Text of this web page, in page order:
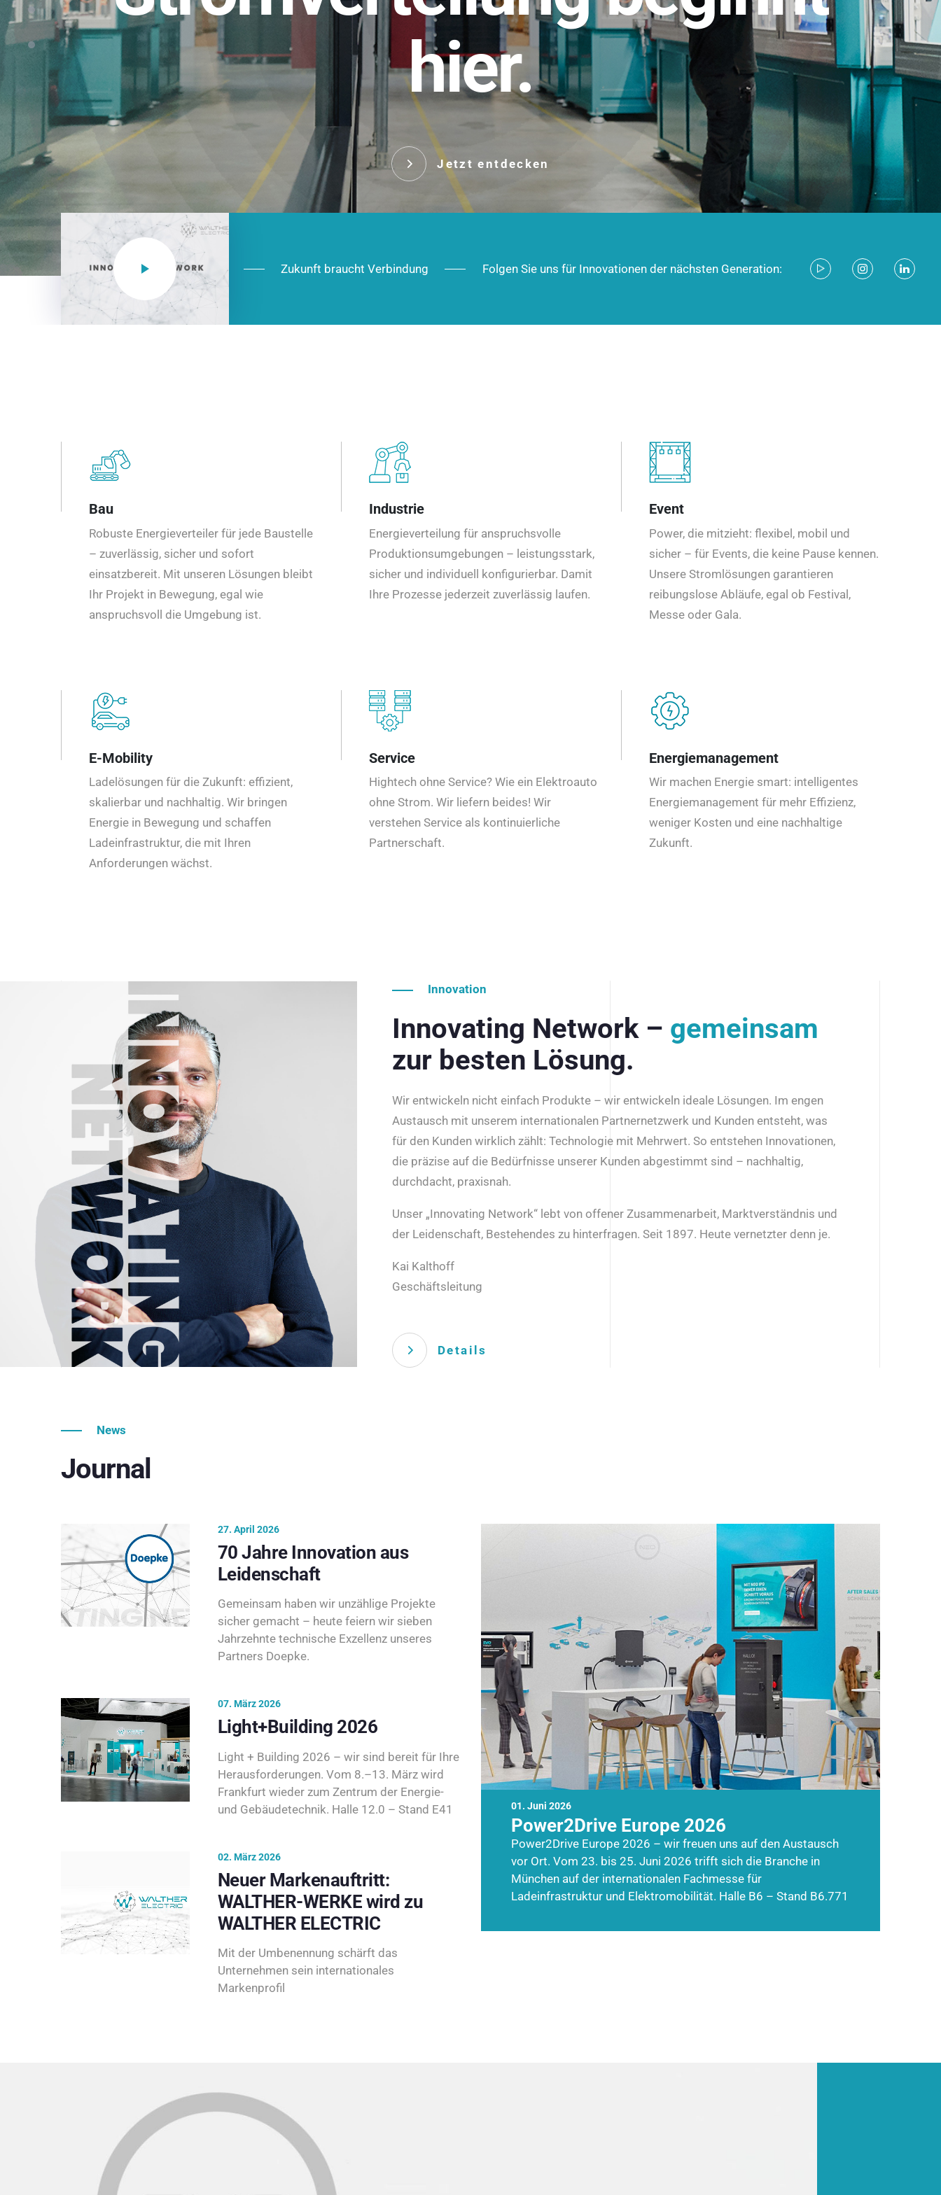
hier.
Jetzt entdecken
NEO CEE: Energieverteilung mit System. Robust im Alltag,
effizient in der Installation, zukunftsfähig im Ausbau.
Das innovative Stecksystem für industrielle Anwendungen –
robust, IP-geschützt und zukunftsfähig.
Jetzt entdecken
Zukunft braucht Verbindung Folgen Sie uns für Innovationen der nächsten Generation:
Bau
Robuste Energieverteiler für jede Baustelle
– zuverlässig, sicher und sofort
einsatzbereit. Mit unseren Lösungen bleibt
Ihr Projekt in Bewegung, egal wie
anspruchsvoll die Umgebung ist.
Industrie
Energieverteilung für anspruchsvolle
Produktionsumgebungen – leistungsstark,
sicher und individuell konfigurierbar. Damit
Ihre Prozesse jederzeit zuverlässig laufen.
Event
Power, die mitzieht: flexibel, mobil und
sicher – für Events, die keine Pause kennen.
Unsere Stromlösungen garantieren
reibungslose Abläufe, egal ob Festival,
Messe oder Gala.
E-Mobility
Ladelösungen für die Zukunft: effizient,
skalierbar und nachhaltig. Wir bringen
Energie in Bewegung und schaffen
Ladeinfrastruktur, die mit Ihren
Anforderungen wächst.
Service
Hightech ohne Service? Wie ein Elektroauto
ohne Strom. Wir liefern beides! Wir
verstehen Service als kontinuierliche
Partnerschaft.
Energiemanagement
Wir machen Energie smart: intelligentes
Energiemanagement für mehr Effizienz,
weniger Kosten und eine nachhaltige
Zukunft.
Innovation
Innovating Network – gemeinsam
zur besten Lösung.
Wir entwickeln nicht einfach Produkte – wir entwickeln ideale Lösungen. Im engen
Austausch mit unserem internationalen Partnernetzwerk und Kunden entsteht, was
für den Kunden wirklich zählt: Technologie mit Mehrwert. So entstehen Innovationen,
die präzise auf die Bedürfnisse unserer Kunden abgestimmt sind – nachhaltig,
durchdacht, praxisnah.
Unser „Innovating Network“ lebt von offener Zusammenarbeit, Marktverständnis und
der Leidenschaft, Bestehendes zu hinterfragen. Seit 1897. Heute vernetzter denn je.
Kai Kalthoff
Geschäftsleitung
Details
News
Journal
01. Juni 2026
Power2Drive Europe 2026
Power2Drive Europe 2026 – wir freuen uns auf den Austausch
vor Ort. Vom 23. bis 25. Juni 2026 trifft sich die Branche in
München auf der internationalen Fachmesse für
Ladeinfrastruktur und Elektromobilität. Halle B6 – Stand B6.771
27. April 2026
70 Jahre Innovation aus
Leidenschaft
Gemeinsam haben wir unzählige Projekte
sicher gemacht – heute feiern wir sieben
Jahrzehnte technische Exzellenz unseres
Partners Doepke.
07. März 2026
Light+Building 2026
Light + Building 2026 – wir sind bereit für Ihre
Herausforderungen. Vom 8.–13. März wird
Frankfurt wieder zum Zentrum der Energie-
und Gebäudetechnik. Halle 12.0 – Stand E41
02. März 2026
Neuer Markenauftritt:
WALTHER-WERKE wird zu
WALTHER ELECTRIC
Mit der Umbenennung schärft das
Unternehmen sein internationales
Markenprofil